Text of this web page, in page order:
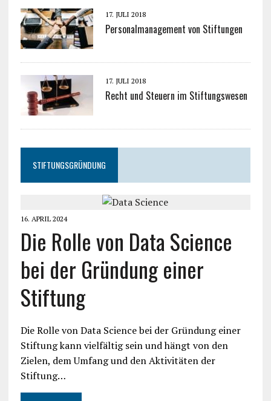
17. JULI 2018
Personalmanagement von Stiftungen
17. JULI 2018
Recht und Steuern im Stiftungswesen
STIFTUNGSGRÜNDUNG
16. APRIL 2024
Die Rolle von Data Science
bei der Gründung einer
Stiftung
Die Rolle von Data Science bei der Gründung einer
Stiftung kann vielfältig sein und hängt von den
Zielen, dem Umfang und den Aktivitäten der
Stiftung…